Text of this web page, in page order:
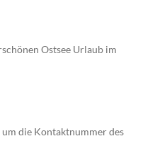
Ostsee Urlaub im
die Kontaktnummer des